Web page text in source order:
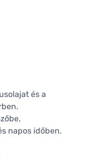
és a
napos időben.